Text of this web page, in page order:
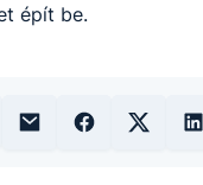
épít be.